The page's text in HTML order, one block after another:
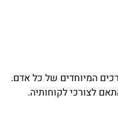
המיוחדים של כל אדם.
לצורכי לקוחותיה.